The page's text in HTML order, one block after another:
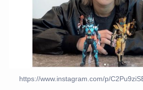
https://www.instagram.com/p/